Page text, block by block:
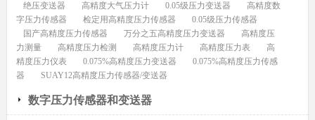
绝压变送器 高精度大气压力计 0.05级压力变送器
高精度数
字压力传感器
检定用高精度压力传感器
0.05级压力传感器
国产高精度压力传感器
万分之五高精度压力变送器
高精度压
力测量
高精度压力检测 高精度压力计 高精度压力表
高
精度压力仪表
0.075%高精度压力变送器
0.075%高精度压力传感
器
SUAY12高精度压力传感器/变送器
数字压力传感器和变送器